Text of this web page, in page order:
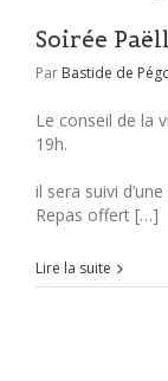
Soirée
Par Bastide de
Le conseil de la
19h.
il sera suivi
Repas offert […]
Lire la suite